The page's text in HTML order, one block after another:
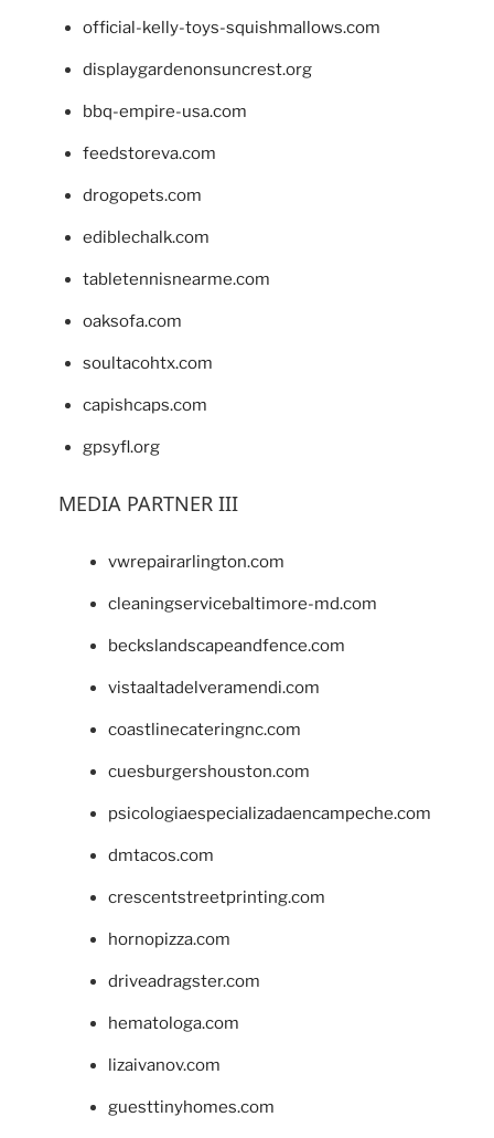
official-kelly-toys-squishmallows.com
displaygardenonsuncrest.org
bbq-empire-usa.com
feedstoreva.com
drogopets.com
ediblechalk.com
tabletennisnearme.com
oaksofa.com
soultacohtx.com
capishcaps.com
gpsyfl.org
MEDIA PARTNER III
vwrepairarlington.com
cleaningservicebaltimore-md.com
beckslandscapeandfence.com
vistaaltadelveramendi.com
coastlinecateringnc.com
cuesburgershouston.com
psicologiaespecializadaencampeche.com
dmtacos.com
crescentstreetprinting.com
hornopizza.com
driveadragster.com
hematologa.com
lizaivanov.com
guesttinyhomes.com